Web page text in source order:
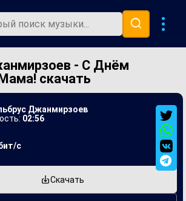
- С Днём
скачать
Джанмирзоев
02:56
с
Скачать